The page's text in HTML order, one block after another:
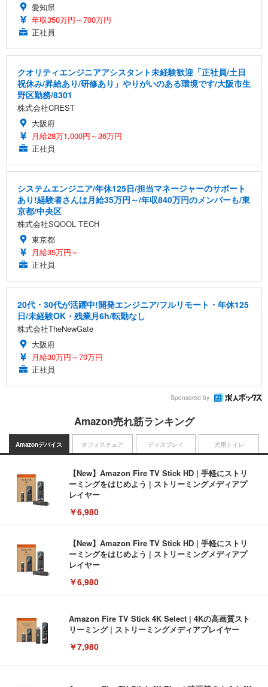
愛知県
年収350万円～700万円
正社員
クオリティエンジニアアシスタント未経験歓迎「正社員/土日
祝休み/昇給あり/研修あり」やりがいのある環境です/大阪市生
野区勤務/8301
株式会社CREST
大阪府
月給28万1,000円～36万円
正社員
システムエンジニア/年休125日/担当マネージャーのサポート
あり!経験者さんは月給35万円～/年収840万円のメンバーも/東
京都/中央区
株式会社SQOOL TECH
東京都
月給35万円～
正社員
20代・30代が活躍中!開発エンジニア/フルリモート・年休125
日/未経験OK・残業月6h/転勤なし
株式会社TheNewGate
大阪府
月給30万円～70万円
正社員
Sponsored by
Amazon売れ筋ランキング
Amazonデバイス
【New】Amazon Fire TV Stick HD | 手軽にストリ
ーミングをはじめよう | ストリーミングメディアプ
レイヤー
￥6,980
【New】Amazon Fire TV Stick HD | 手軽にストリ
ーミングをはじめよう | ストリーミングメディアプ
レイヤー
￥6,980
Amazon Fire TV Stick 4K Select | 4Kの高画質スト
リーミング | ストリーミングメディアプレイヤー
￥7,980
オフィスチェア ディスプレイ 犬用トイレ